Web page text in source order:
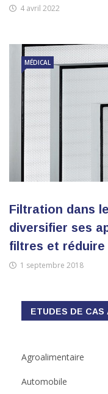
4 avril 2022
Filtration dans
diversifier ses
filtres et réduire
MÉDICAL
1 septembre 2018
ETUDES DE CAS
Agroalimentaire
Automobile